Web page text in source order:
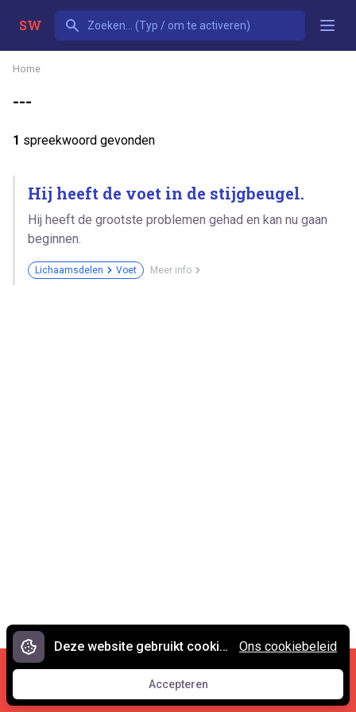
SW
Home
---
1 spreekwoord gevonden
Hij heeft de voet in de stijgbeugel.
Hij heeft de grootste problemen gehad en kan nu gaan
beginnen.
Lichaamsdelen Voet Meer info
Cookies en privacy •
Contact
© 2007 - 2026 Spreekwoorden.nl
Deze website gebruikt cookies.
Accepteren
Accepteren
Ons cookiebeleid